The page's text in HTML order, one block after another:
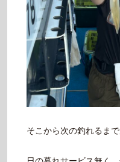
そこから次の釣れるま